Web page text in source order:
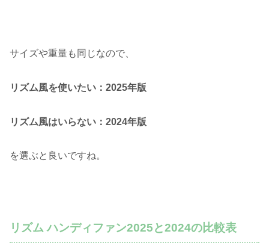
サイズや重量も同じなので、
リズム風を使いたい：2025年版
リズム風はいらない：2024年版
を選ぶと良いですね。
リズム ハンディファン2025と2024の比較表